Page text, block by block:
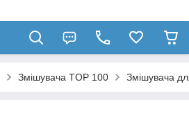
Змішувача TOP 100 Змішувача